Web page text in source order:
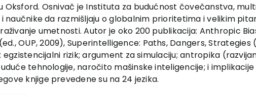
Oksford. Osnivač je Instituta za budućnost čovečanstva,
da razmišljaju o globalnim prioritetima i velikim
umetnosti. Autor je oko 200 publikacija: Anthropic
OUP, 2009), Superintelligence: Paths, Dangers,
rizik; argument za simulaciju; antropika
tehnologije, naročito mašinske inteligencije; i
knjige prevedene su na 24 jezika.